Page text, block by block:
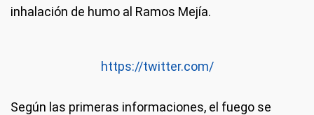
inhalación de humo al Ramos Mejía.
https://twitter.com/
Según las primeras informaciones, el fuego se